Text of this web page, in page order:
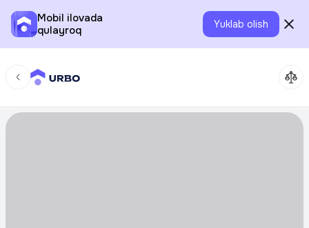
Mobil ilovada
qulayroq
Yuklab olish